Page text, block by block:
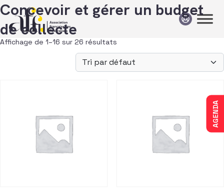
Passer au contenu
AGENDA
Concevoir et gérer un budget
de collecte
Affichage de 1–16 sur 26 résultats